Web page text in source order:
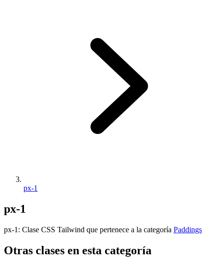
px-1
px-1
px-1 : Clase CSS Tailwind que pertenece a la categoría Paddings
Otras clases en esta categoría